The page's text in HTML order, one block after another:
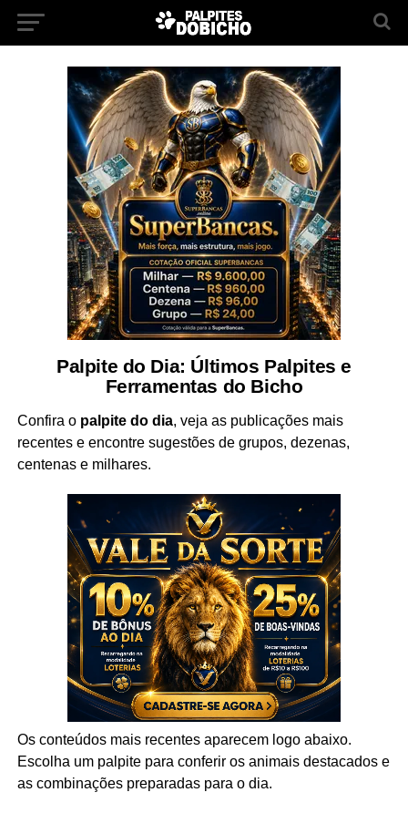
Palpite do Dia: Últimos Palpites e
Ferramentas do Bicho
Confira o palpite do dia, veja as publicações mais
recentes e encontre sugestões de grupos, dezenas,
centenas e milhares.
Os conteúdos mais recentes aparecem logo abaixo.
Escolha um palpite para conferir os animais destacados e
as combinações preparadas para o dia.